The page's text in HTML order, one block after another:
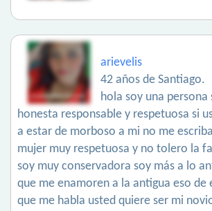
arievelis
42 años de Santiago.
hola soy una persona
honesta responsable y respetuosa si
a estar de morboso a mi no me
mujer muy respetuosa y no tolero la
soy muy conservadora soy más a lo
que me enamoren a la antigua eso de
que me habla usted quiere ser mi